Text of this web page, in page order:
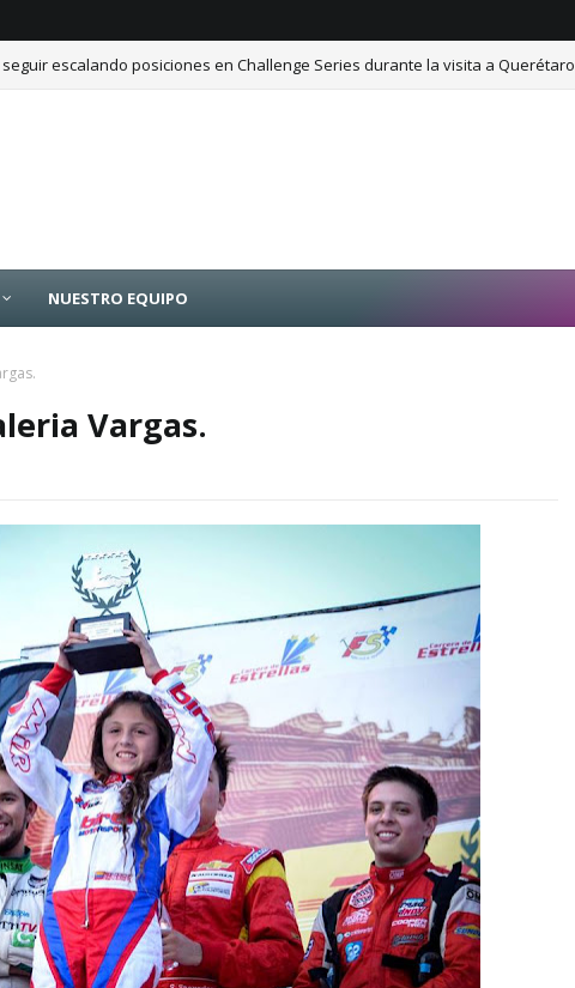
escalando posiciones en Challenge Series durante la visita a Querétaro
NUESTRO EQUIPO
Vargas.